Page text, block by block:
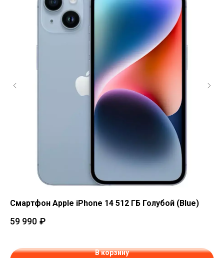
Смартфон Apple iPhone 14 512 ГБ Голубой (Blue)
59 990 ₽
В корзину